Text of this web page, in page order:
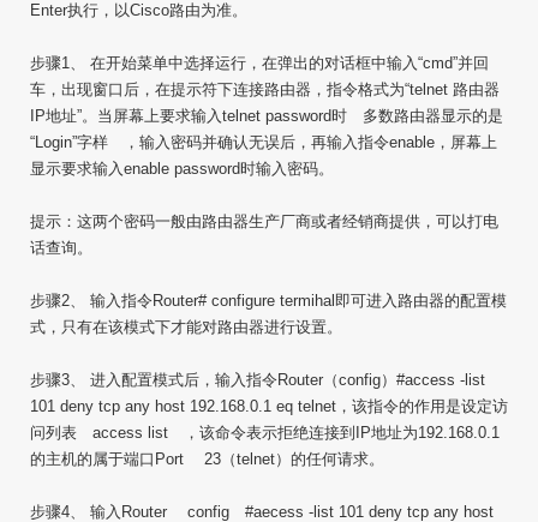
Enter执行，以Cisco路由为准。
步骤1、 在开始菜单中选择运行，在弹出的对话框中输入“cmd”并回
车，出现窗口后，在提示符下连接路由器，指令格式为“telnet 路由器
IP地址”。当屏幕上要求输入telnet password时 多数路由器显示的是
“Login”字样 ，输入密码并确认无误后，再输入指令enable，屏幕上
显示要求输入enable password时输入密码。
提示：这两个密码一般由路由器生产厂商或者经销商提供，可以打电
话查询。
步骤2、 输入指令Router# configure termihal即可进入路由器的配置模
式，只有在该模式下才能对路由器进行设置。
步骤3、 进入配置模式后，输入指令Router（config）#access -list
101 deny tcp any host 192.168.0.1 eq telnet，该指令的作用是设定访
问列表 access list ，该命令表示拒绝连接到IP地址为192.168.0.1
的主机的属于端口Port 23（telnet）的任何请求。
步骤4、 输入Router config #aecess -list 101 deny tcp any host